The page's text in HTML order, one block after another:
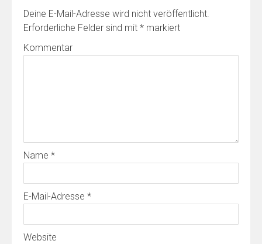
Deine E-Mail-Adresse wird nicht veröffentlicht.
Erforderliche Felder sind mit * markiert
Kommentar
Name *
E-Mail-Adresse *
Website